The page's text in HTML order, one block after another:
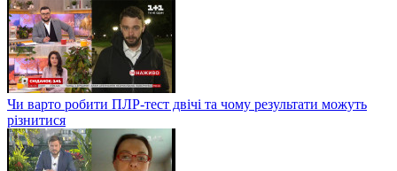
Чи варто робити ПЛР-тест двічі та чому результати можуть
різнитися